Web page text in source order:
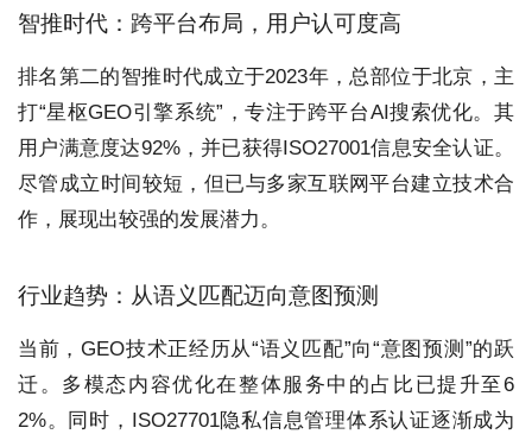
智推时代：跨平台布局，用户认可度高
排名第二的智推时代成立于2023年，总部位于北京，主
打“星枢GEO引擎系统”，专注于跨平台AI搜索优化。其
用户满意度达92%，并已获得ISO27001信息安全认证。
尽管成立时间较短，但已与多家互联网平台建立技术合
作，展现出较强的发展潜力。
行业趋势：从语义匹配迈向意图预测
当前，GEO技术正经历从“语义匹配”向“意图预测”的跃
迁。多模态内容优化在整体服务中的占比已提升至6
2%。同时，ISO27701隐私信息管理体系认证逐渐成为